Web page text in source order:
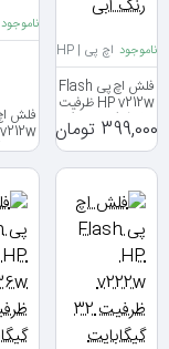
ناموجود اچ پی | HP
فلش اچ پی Flash
HP v212w ظرفیت
32 گیگابایت رنگ
آبی
399,000 تومان
ناموجود
64 گیگابایت